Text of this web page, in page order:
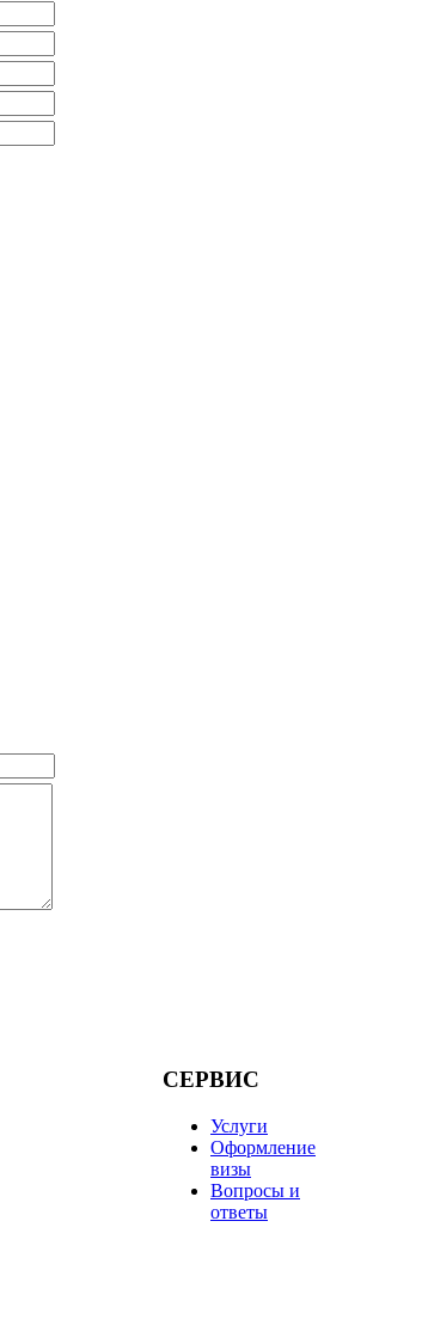
СЕРВИС
Услуги
Оформление
визы
Вопросы и
ответы